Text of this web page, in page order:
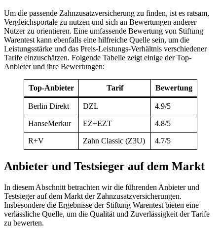
Um die passende Zahnzusatzversicherung zu finden, ist es ratsam,
Vergleichsportale zu nutzen und sich an Bewertungen anderer
Nutzer zu orientieren. Eine umfassende Bewertung von Stiftung
Warentest kann ebenfalls eine hilfreiche Quelle sein, um die
Leistungsstärke und das Preis-Leistungs-Verhältnis verschiedener
Tarife einzuschätzen. Folgende Tabelle zeigt einige der Top-
Anbieter und ihre Bewertungen:
Top-Anbieter Tarif Bewertung
Berlin Direkt DZL 4.9/5
HanseMerkur EZ+EZT 4.8/5
R+V Zahn Classic (Z3U) 4.7/5
Anbieter und Testsieger auf dem Markt
In diesem Abschnitt betrachten wir die führenden Anbieter und
Testsieger auf dem Markt der Zahnzusatzversicherungen.
Insbesondere die Ergebnisse der Stiftung Warentest bieten eine
verlässliche Quelle, um die Qualität und Zuverlässigkeit der Tarife
zu bewerten.